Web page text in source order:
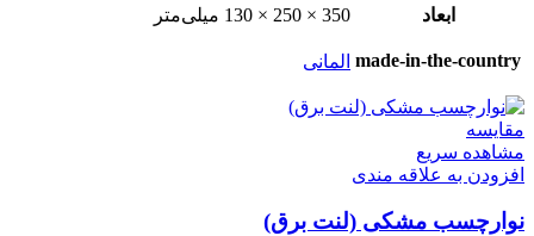
ابعاد
350 × 250 × 130 میلی‌متر
made-in-the-country المانی
مقایسه
مشاهده سریع
افزودن به علاقه مندی
نوارچسب مشکی (لنت برق)